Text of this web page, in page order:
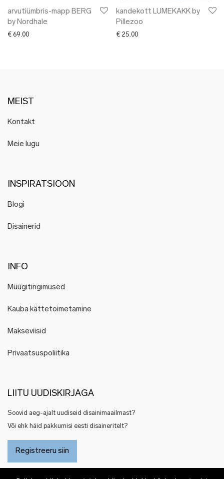
arvutiümbris-mapp BERG
by Nordhale
€ 69.00
kandekott LUMEKAKK by
Pillezoo
€ 25.00
MEIST
Kontakt
Meie lugu
INSPIRATSIOON
Blogi
Disainerid
INFO
Müügitingimused
Kauba kättetoimetamine
Makseviisid
Privaatsuspoliitika
LIITU UUDISKIRJAGA
Soovid aeg-ajalt uudiseid disainimaailmast?
Või ehk häid pakkumisi eesti disaineritelt?
Registreeru siin